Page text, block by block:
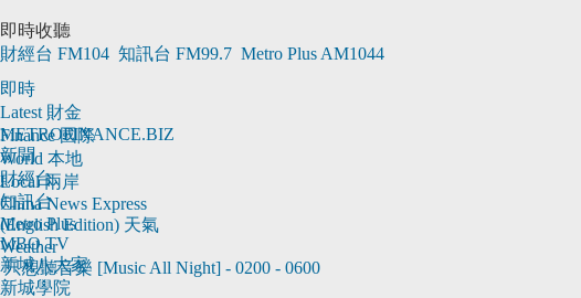
即時收聽
財經台 FM104 知訊台 FM99.7 Metro Plus AM1044
METROFINANCE.BIZ
新聞
財經台
知訊台
Metro Plus
MBO TV
新城八大家
新城學院
即時
Latest 財金
Finance 國際
World 本地
Local 兩岸
China News Express
(English Edition) 天氣
Weather
只想聽音樂 [Music All Night] - 0200 - 0600